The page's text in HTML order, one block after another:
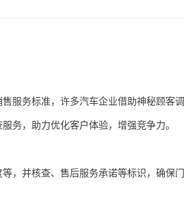
服务标准，许多汽车企业借助神秘顾客调
务，助力优化客户体验，增强竞争力。
，并核查、售后服务承诺等标识，确保门